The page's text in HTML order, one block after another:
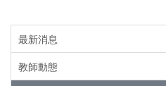
最新消息
教師動態